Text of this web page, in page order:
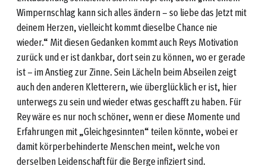
Wimpernschlag kann sich alles ändern – so liebe das Jetzt mit
deinem Herzen, vielleicht kommt dieselbe Chance nie
wieder.“ Mit diesen Gedanken kommt auch Reys Motivation
zurück und er ist dankbar, dort sein zu können, wo er gerade
ist – im Anstieg zur Zinne. Sein Lächeln beim Abseilen zeigt
auch den anderen Kletterern, wie überglücklich er ist, hier
unterwegs zu sein und wieder etwas geschafft zu haben. Für
Rey wäre es nur noch schöner, wenn er diese Momente und
Erfahrungen mit „Gleichgesinnten“ teilen könnte, wobei er
damit körperbehinderte Menschen meint, welche von
derselben Leidenschaft für die Berge infiziert sind.